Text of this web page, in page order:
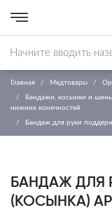
Главная Медтовары
Бандажи, косынки и
нижних конечностей
Бандаж для руки
БАНДАЖ ДЛЯ
(КОСЫНКА)